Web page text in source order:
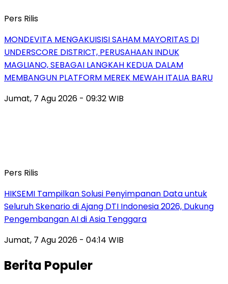
Pers Rilis
MONDEVITA MENGAKUISISI SAHAM MAYORITAS DI
UNDERSCORE DISTRICT, PERUSAHAAN INDUK
MAGLIANO, SEBAGAI LANGKAH KEDUA DALAM
MEMBANGUN PLATFORM MEREK MEWAH ITALIA BARU
Jumat, 7 Agu 2026 - 09:32 WIB
Pers Rilis
HIKSEMI Tampilkan Solusi Penyimpanan Data untuk
Seluruh Skenario di Ajang DTI Indonesia 2026, Dukung
Pengembangan AI di Asia Tenggara
Jumat, 7 Agu 2026 - 04:14 WIB
Berita Populer